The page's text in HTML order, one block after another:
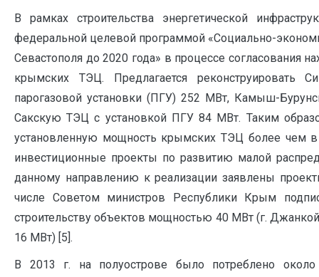
В рамках строительства энергетической
федеральной целевой программой «Социально-
Севастополя до 2020 года» в процессе согласования
крымских ТЭЦ. Предлагается реконструировать
парогазовой установки (ПГУ) 252 МВт, Камыш-
Сакскую ТЭЦ с установкой ПГУ 84 МВт. Таким
установленную мощность крымских ТЭЦ более чем в
инвестиционные проекты по развитию малой
данному направлению к реализации заявлены
числе Советом министров Республики Крым
строительству объектов мощностью 40 МВт (г.
16 МВт) [5].
В 2013 г. на полуострове было потреблено